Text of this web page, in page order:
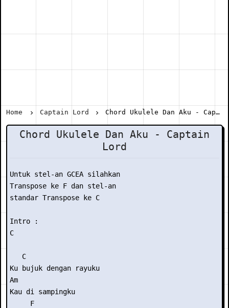
Home Captain Lord Chord Ukulele Dan Aku - Captain Lord
Chord Ukulele Dan Aku - Captain
Lord
Untuk stel-an GCEA silahkan
Transpose ke F dan stel-an
standar Transpose ke C
Intro :
C
   C
Ku bujuk dengan rayuku
Am
Kau di sampingku
     F